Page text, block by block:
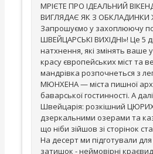
МРІЄТЕ ПРО ІДЕАЛЬНИЙ
ВИГЛЯДАЄ ЯК З ОБКЛАДИНКИ
Запрошуємо у захоплюючу
ШВЕЙЦАРСЬКІ ВИХІДНІ»! Це 5
натхнення, які змінять ваше
красу європейських міст та
мандрівка розпочнеться з
МЮНХЕНА — міста пишної
баварської гостинності. А
Швейцарія: розкішний ЦЮРИХ
дзеркальними озерами та
що ніби зійшов зі сторінок
На десерт ми підготували
затишок - неймовірні